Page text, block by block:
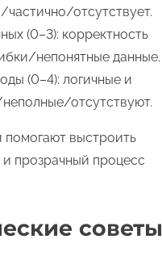
частично/отсутствует.
(0–3): корректность
непонятные данные.
(0–4): логичные и
отсутствуют.
помогают выстроить
прозрачный процесс
советы